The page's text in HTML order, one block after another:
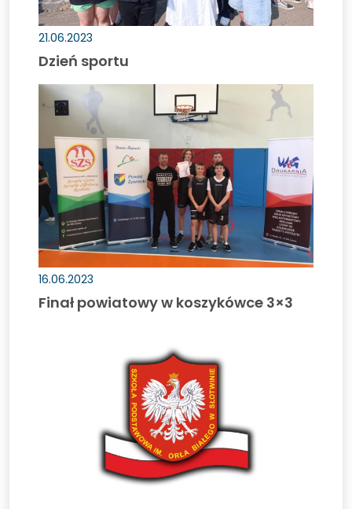
21.06.2023
Dzień sportu
Finał
powiatowy
koszykówce
3×3
16.06.2023
Finał powiatowy w koszykówce 3×3
wakacyjny